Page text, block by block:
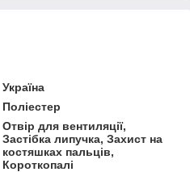
Україна
Поліестер
Отвір для вентиляції,
Застібка липучка, Захист на
костяшках пальців,
Короткопалі